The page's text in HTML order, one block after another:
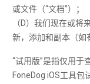
或文件（“文档”）；
（D）我们现在或
新，添加和副本（如
“试用版”是指仅用于
FoneDog iOS工具